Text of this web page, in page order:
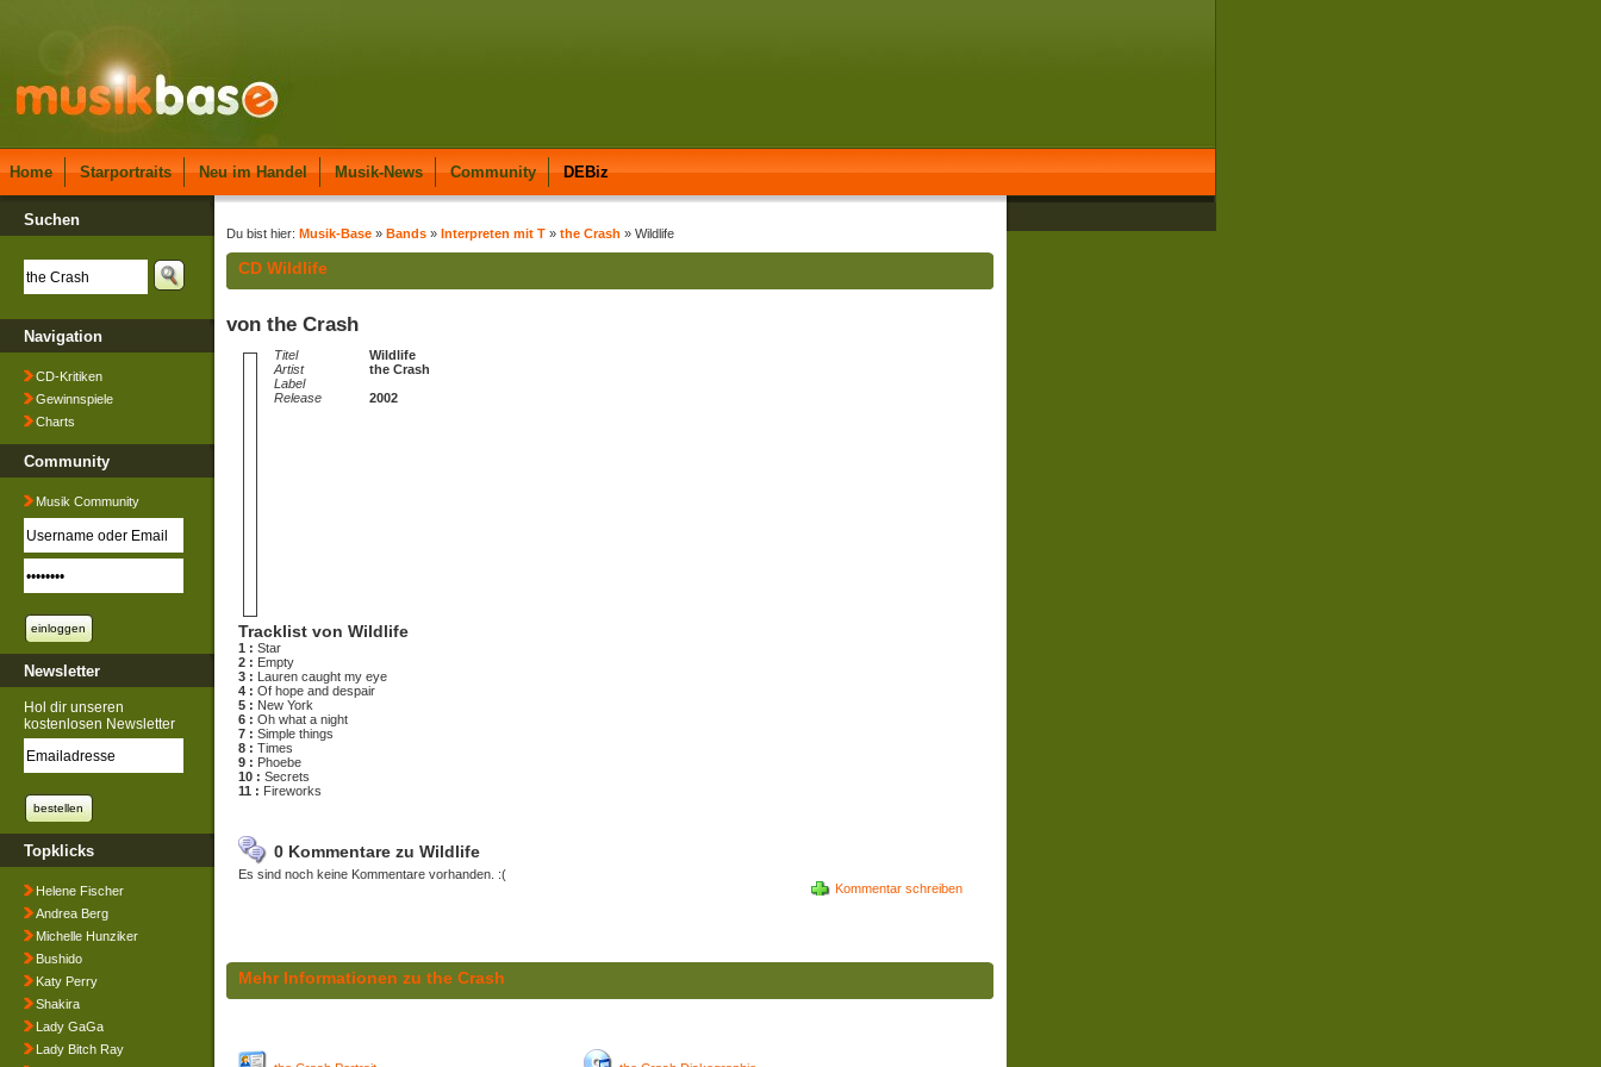
Home Starportraits Neu im Handel Musik-News Community DEBiz
Suchen
Navigation
CD-Kritiken
Gewinnspiele
Charts
Community
Musik Community
Newsletter
Hol dir unseren
kostenlosen Newsletter
Topklicks
Helene Fischer
Andrea Berg
Michelle Hunziker
Bushido
Katy Perry
Shakira
Lady GaGa
Lady Bitch Ray
Du bist hier: Musik-Base » Bands » Interpreten mit T » the Crash » Wildlife
CD Wildlife
von the Crash
Titel
Wildlife
Artist
the Crash
Label
Release
2002
Tracklist von Wildlife
1 : Star
2 : Empty
3 : Lauren caught my eye
4 : Of hope and despair
5 : New York
6 : Oh what a night
7 : Simple things
8 : Times
9 : Phoebe
10 : Secrets
11 : Fireworks
0 Kommentare zu Wildlife
Es sind noch keine Kommentare vorhanden. :(
Kommentar schreiben
Mehr Informationen zu the Crash